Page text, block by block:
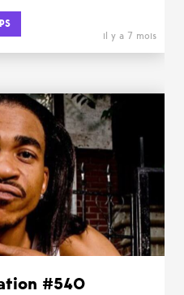
il y a 7 mois
#540